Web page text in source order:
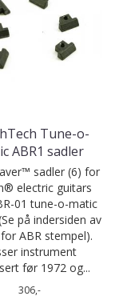
Tune-o-
ABR1 sadler
sadler (6) for
electric guitars
01 tune-o-matic
på indersiden av
ABR stempel).
instrument
før 1972 og...
306,-